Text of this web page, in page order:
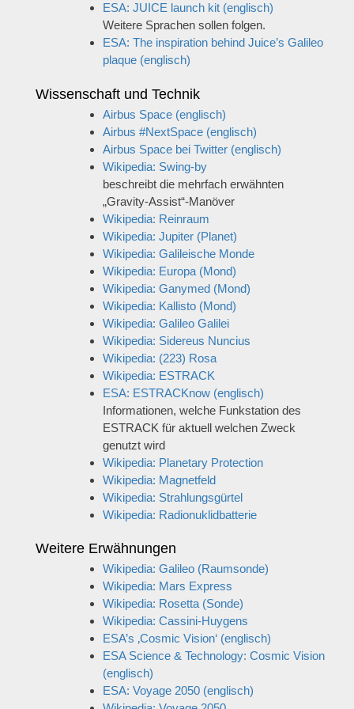
ESA: JUICE launch kit (englisch)
Weitere Sprachen sollen folgen.
ESA: The inspiration behind Juice’s Galileo
plaque (englisch)
Wissenschaft und Technik
Airbus Space (englisch)
Airbus #NextSpace (englisch)
Airbus Space bei Twitter (englisch)
Wikipedia: Swing-by
beschreibt die mehrfach erwähnten
„Gravity-Assist“-Manöver
Wikipedia: Reinraum
Wikipedia: Jupiter (Planet)
Wikipedia: Galileische Monde
Wikipedia: Europa (Mond)
Wikipedia: Ganymed (Mond)
Wikipedia: Kallisto (Mond)
Wikipedia: Galileo Galilei
Wikipedia: Sidereus Nuncius
Wikipedia: (223) Rosa
Wikipedia: ESTRACK
ESA: ESTRACKnow (englisch)
Informationen, welche Funkstation des
ESTRACK für aktuell welchen Zweck
genutzt wird
Wikipedia: Planetary Protection
Wikipedia: Magnetfeld
Wikipedia: Strahlungsgürtel
Wikipedia: Radionuklidbatterie
Weitere Erwähnungen
Wikipedia: Galileo (Raumsonde)
Wikipedia: Mars Express
Wikipedia: Rosetta (Sonde)
Wikipedia: Cassini-Huygens
ESA’s ‚Cosmic Vision‘ (englisch)
ESA Science & Technology: Cosmic Vision
(englisch)
ESA: Voyage 2050 (englisch)